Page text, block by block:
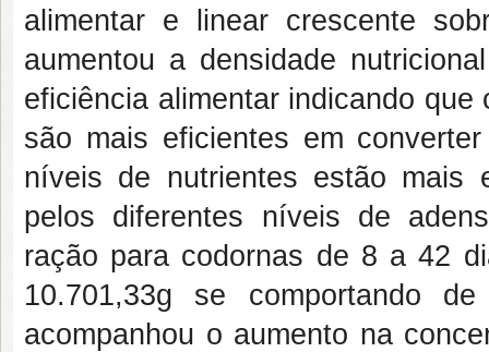
alimentar e linear crescente
aumentou a densidade
eficiência alimentar indicando
são mais eficientes em
níveis de nutrientes estão mais
pelos diferentes níveis de
ração para codornas de 8 a 42
10.701,33g se comportando
acompanhou o aumento na